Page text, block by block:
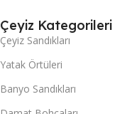
Çeyiz Kategorileri
Çeyiz Sandıkları
Yatak Örtüleri
Banyo Sandıkları